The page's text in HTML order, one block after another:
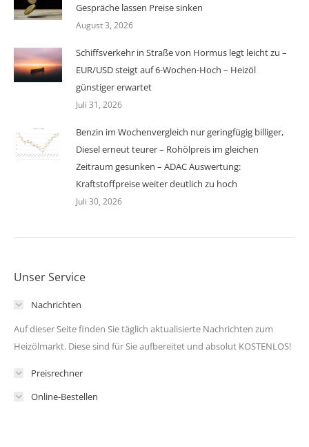
Gespräche lassen Preise sinken
August 3, 2026
Schiffsverkehr in Straße von Hormus legt leicht zu –
EUR/USD steigt auf 6-Wochen-Hoch – Heizöl
günstiger erwartet
Juli 31, 2026
Benzin im Wochenvergleich nur geringfügig billiger,
Diesel erneut teurer – Rohölpreis im gleichen
Zeitraum gesunken – ADAC Auswertung:
Kraftstoffpreise weiter deutlich zu hoch
Juli 30, 2026
Unser Service
Nachrichten
Auf dieser Seite finden Sie täglich aktualisierte Nachrichten zum
Heizölmarkt. Diese sind für Sie aufbereitet und absolut KOSTENLOS!
Preisrechner
Online-Bestellen